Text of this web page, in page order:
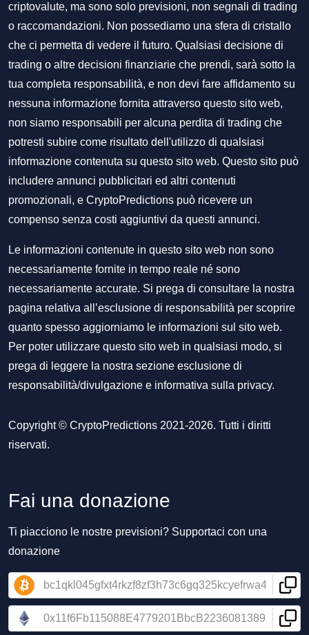
criptovalute, ma sono solo previsioni, non segnali di trading
o raccomandazioni. Non possediamo una sfera di cristallo
che ci permetta di vedere il futuro. Qualsiasi decisione di
trading o altre decisioni finanziarie che prendi, sarà sotto la
tua completa responsabilità, e non devi fare affidamento su
nessuna informazione fornita attraverso questo sito web,
non siamo responsabili per alcuna perdita di trading che
potresti subire come risultato dell'utilizzo di qualsiasi
informazione contenuta su questo sito web. Questo sito può
includere annunci pubblicitari ed altri contenuti
promozionali, e CryptoPredictions può ricevere un
compenso senza costi aggiuntivi da questi annunci.
Le informazioni contenute in questo sito web non sono
necessariamente fornite in tempo reale né sono
necessariamente accurate. Si prega di consultare la nostra
pagina relativa all’esclusione di responsabilità per scoprire
quanto spesso aggiorniamo le informazioni sul sito web.
Per poter utilizzare questo sito web in qualsiasi modo, si
prega di leggere la nostra sezione esclusione di
responsabilità/divulgazione e informativa sulla privacy.
Copyright © CryptoPredictions 2021-2026. Tutti i diritti
riservati.
Fai una donazione
Ti piacciono le nostre previsioni? Supportaci con una
donazione